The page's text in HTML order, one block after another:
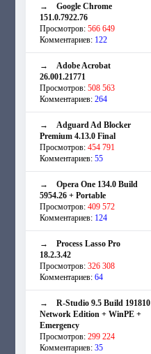
→ Google Chrome
151.0.7922.76
Просмотров: 566 649
Комментариев: 122
→ Adobe Acrobat
26.001.21771
Просмотров: 508 563
Комментариев: 264
→ Adguard Ad Blocker
Premium 4.13.0 Final
Просмотров: 454 791
Комментариев: 55
→ Opera One 134.0 Build
5954.26 + Portable
Просмотров: 409 572
Комментариев: 124
→ Process Lasso Pro
18.2.3.42
Просмотров: 326 308
Комментариев: 64
→ R-Studio 9.5 Build 191810
Network Edition + WinPE +
Emergency
Просмотров: 299 224
Комментариев: 35